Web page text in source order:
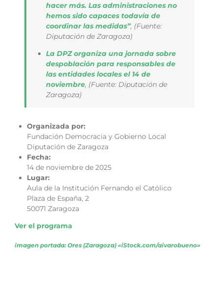
hacer más. Las administraciones no
hemos sido capaces todavía de
coordinar las medidas”, (Fuente:
Diputación de Zaragoza)
La DPZ organiza una jornada sobre
despoblación para responsables de
las entidades locales el 14 de
noviembre, (Fuente: Diputación de
Zaragoza)
Organizada por:
Fundación Democracia y Gobierno Local
Diputación de Zaragoza
Fecha:
14 de noviembre de 2025
Lugar:
Aula de la Institución Fernando el Católico
Plaza de España, 2
50071 Zaragoza
Ver el programa
imagen portada: Ores (Zaragoza) «iStock.com/aivarobueno»